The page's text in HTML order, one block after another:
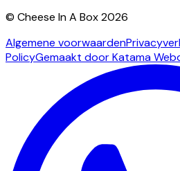
© Cheese In A Box 2026
Algemene voorwaarden
PolicyGemaakt door Katama